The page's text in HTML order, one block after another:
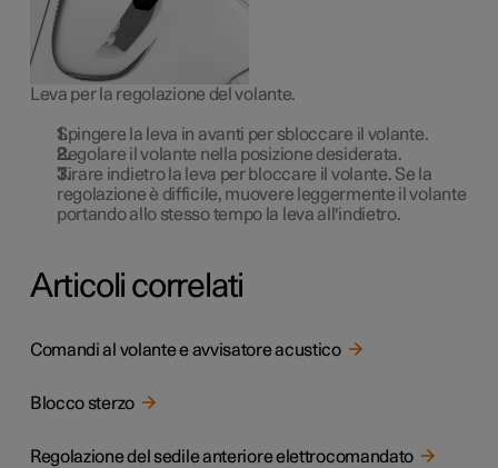
Leva per la regolazione del volante.
Spingere la leva in avanti per sbloccare il volante.
Regolare il volante nella posizione desiderata.
Tirare indietro la leva per bloccare il volante. Se la
regolazione è difficile, muovere leggermente il volante
portando allo stesso tempo la leva all'indietro.
Articoli correlati
Comandi al volante e avvisatore acustico
Blocco sterzo
Regolazione del sedile anteriore elettrocomandato